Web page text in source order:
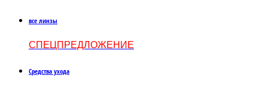
все линзы
СПЕЦПРЕДЛОЖЕНИЕ
Средства ухода